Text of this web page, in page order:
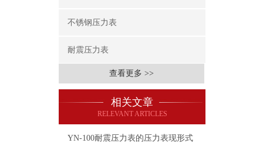
不锈钢压力表
耐震压力表
查看更多 >>
相关文章
RELEVANT ARTICLES
YN-100耐震压力表的压力表现形式